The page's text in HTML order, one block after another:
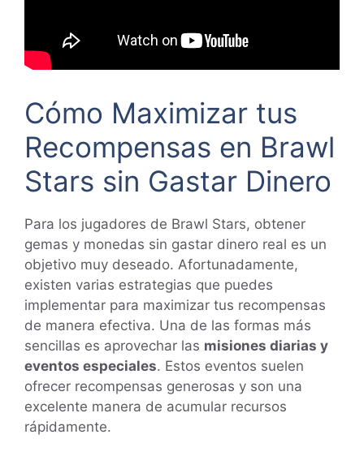
Cómo Maximizar tus
Recompensas en Brawl
Stars sin Gastar Dinero
Para los jugadores de Brawl Stars, obtener
gemas y monedas sin gastar dinero real es un
objetivo muy deseado. Afortunadamente,
existen varias estrategias que puedes
implementar para maximizar tus recompensas
de manera efectiva. Una de las formas más
sencillas es aprovechar las misiones diarias y
eventos especiales. Estos eventos suelen
ofrecer recompensas generosas y son una
excelente manera de acumular recursos
rápidamente.